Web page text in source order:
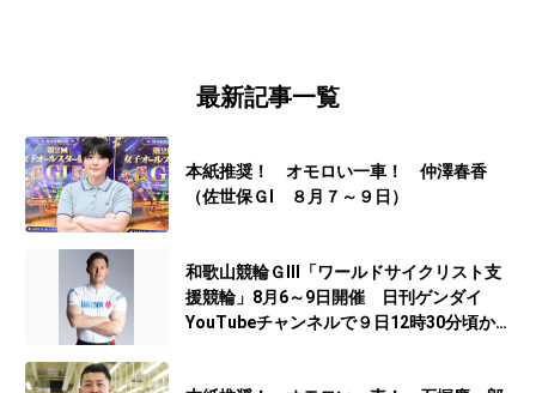
最新記事一覧
本紙推奨！ オモロい一車！ 仲澤春香
（佐世保ＧⅠ ８月７～９日）
和歌山競輪ＧⅢ「ワールドサイクリスト支
援競輪」8月6～9日開催 日刊ゲンダイ
YouTubeチャンネルで９日12時30分頃から